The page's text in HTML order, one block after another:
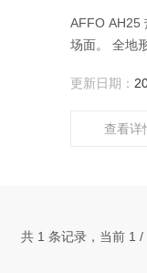
AFFO AH25
更新日期：
查看详
共 1 条记录，当前